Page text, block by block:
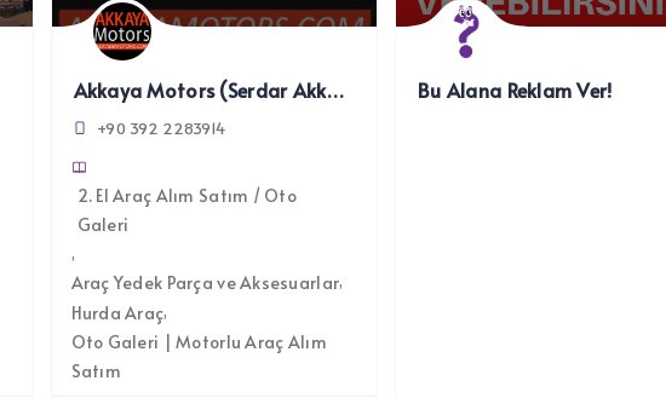
Akkaya Motors (Serdar Akkaya Investment Co. Ltd.)
+90 392 2283914
2. El Araç Alım Satım / Oto
Galeri
Araç Yedek Parça ve Aksesuarlar
Hurda Araç
Oto Galeri | Motorlu Araç Alım
Satım
Bu Alana Reklam Ver!